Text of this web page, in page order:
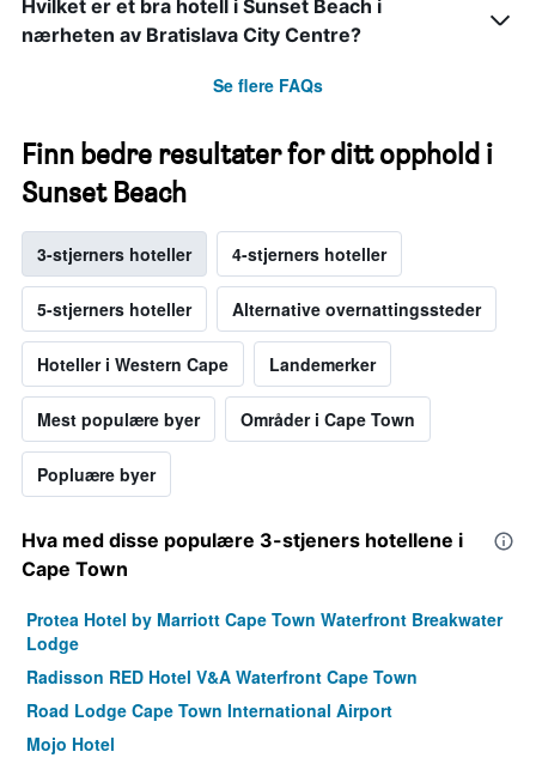
Hvilket er et bra hotell i Sunset Beach i
nærheten av Bratislava City Centre?
Se flere FAQs
Finn bedre resultater for ditt opphold i
Sunset Beach
3-stjerners hoteller 4-stjerners hoteller
5-stjerners hoteller Alternative overnattingssteder
Hoteller i Western Cape Landemerker
Mest populære byer Områder i Cape Town
Popluære byer
Hva med disse populære 3-stjeners hotellene i
Cape Town
Protea Hotel by Marriott Cape Town Waterfront Breakwater
Lodge
Radisson RED Hotel V&A Waterfront Cape Town
Road Lodge Cape Town International Airport
Mojo Hotel